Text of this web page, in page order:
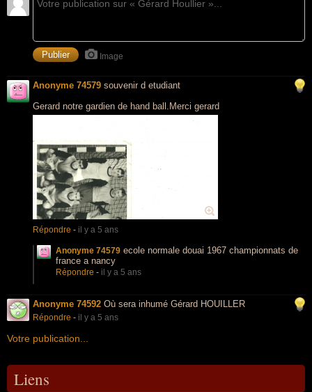
Image
Anonyme 74579 souvenir d etudiant
Gerard notre gardien de hand ball.Merci gerard
Répondre - il y a 5 ans
Anonyme 74579 ecole normale douai 1967 championnats de
france a nancy
Répondre - il y a 5 ans
Anonyme 74592 Où sera inhumé Gérard HOUILLER
Répondre - il y a 5 ans
Votre publication...
Liens